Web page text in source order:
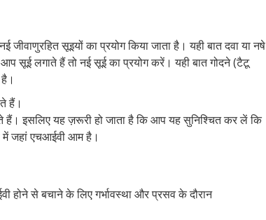
सूइयों का प्रयोग किया जाता है। यही बात दवा या नषे
सूई लगाते हैं तो नई सूई का प्रयोग करें। यही बात गोदने (टैटू
हैं।
इसलिए यह ज़रूरी हो जाता है कि आप यह सुनिश्चित कर लें कि
जहां एचआईवी आम है।
होने से बचाने के लिए गर्भावस्था और प्रसव के दौरान